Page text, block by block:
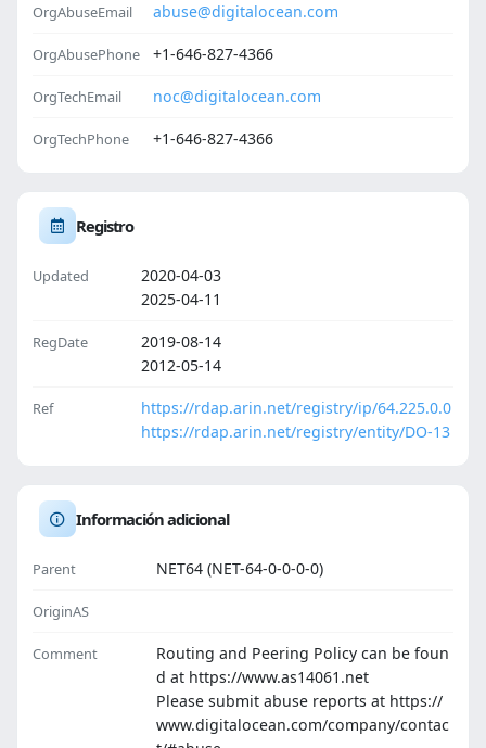
OrgAbuseEmail abuse@digitalocean.com
OrgAbusePhone +1-646-827-4366
OrgTechEmail noc@digitalocean.com
OrgTechPhone +1-646-827-4366
Registro
Updated
2020-04-03
2025-04-11
RegDate
2019-08-14
2012-05-14
Ref
https://rdap.arin.net/registry/ip/64.225.0.0
https://rdap.arin.net/registry/entity/DO-13
Información adicional
Parent NET64 (NET-64-0-0-0-0)
OriginAS
Comment
Routing and Peering Policy can be foun
d at https://www.as14061.net
Please submit abuse reports at https://
www.digitalocean.com/company/contac